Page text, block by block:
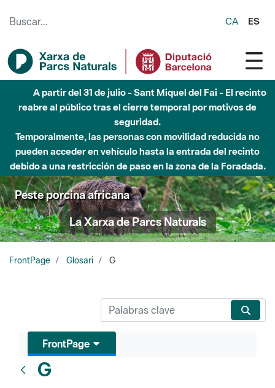
CA ES
A partir del 31 de julio - Sant Miquel del Fai - El recinto
reabre al público tras el cierre temporal por motivos de
seguridad.
Temporalmente, las personas con movilidad reducida no
pueden acceder en vehículo hasta la entrada del recinto
debido a una restricción de paso en la zona de la Foradada.
Peste porcina africana
La Xarxa de Parcs Naturals
FrontPage Glosari G
FrontPage
G